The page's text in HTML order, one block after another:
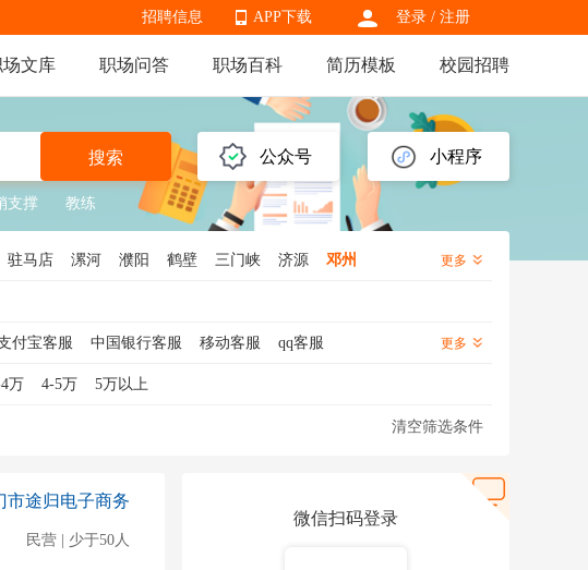
登录 / 注册
APP下载
APP下载
招聘信息
场文库 职场问答 职场百科 简历模板 校园招聘
公众号 小程序
搜索
支撑 教练
驻马店 漯河 濮阳 鹤壁 三门峡 济源 邓州 更多
付宝客服 中国银行客服 移动客服
qq客服
服 游戏客服 售前客服
更多
万 4-5万 5万以上
清空筛选条件
市途归电子商务
民营 | 少于50人
微信扫码登录